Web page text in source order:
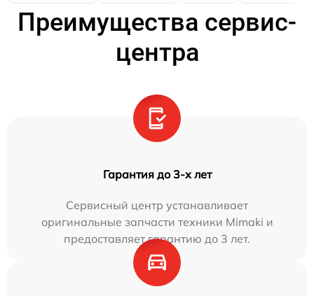
Преимущества сервис-
центра
Гарантия до 3-х лет
Сервисный центр устанавливает
оригинальные запчасти техники Mimaki и
предоставляет гарантию до 3 лет.